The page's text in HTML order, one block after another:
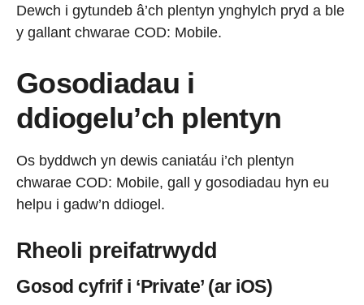
Dewch i gytundeb â’ch plentyn ynghylch pryd a ble
y gallant chwarae COD: Mobile.
Gosodiadau i
ddiogelu’ch plentyn
Os byddwch yn dewis caniatáu i’ch plentyn
chwarae COD: Mobile, gall y gosodiadau hyn eu
helpu i gadw’n ddiogel.
Rheoli preifatrwydd
Gosod cyfrif i ‘Private’ (ar iOS)